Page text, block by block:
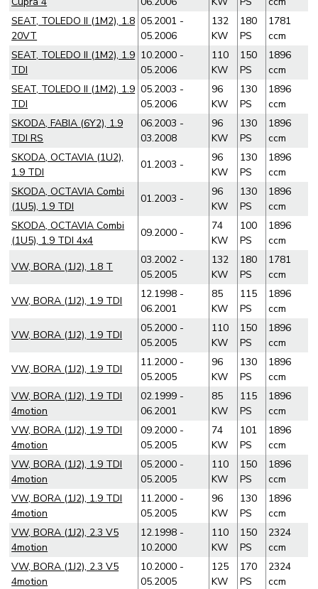
SEAT, TOLEDO II (1M2), 1.8
20VT
05.2001 -
05.2006
132
KW
180
PS
1781
ccm
SEAT, TOLEDO II (1M2), 1.9
TDI
10.2000 -
05.2006
110
KW
150
PS
1896
ccm
SEAT, TOLEDO II (1M2), 1.9
TDI
05.2003 -
05.2006
96
KW
130
PS
1896
ccm
SKODA, FABIA (6Y2), 1.9
TDI RS
06.2003 -
03.2008
96
KW
130
PS
1896
ccm
SKODA, OCTAVIA (1U2),
1.9 TDI
01.2003 -
96
KW
130
PS
1896
ccm
SKODA, OCTAVIA Combi
(1U5), 1.9 TDI
01.2003 -
96
KW
130
PS
1896
ccm
SKODA, OCTAVIA Combi
(1U5), 1.9 TDI 4x4
09.2000 -
74
KW
100
PS
1896
ccm
VW, BORA (1J2), 1.8 T
03.2002 -
05.2005
132
KW
180
PS
1781
ccm
VW, BORA (1J2), 1.9 TDI
12.1998 -
06.2001
85
KW
115
PS
1896
ccm
VW, BORA (1J2), 1.9 TDI
05.2000 -
05.2005
110
KW
150
PS
1896
ccm
VW, BORA (1J2), 1.9 TDI
11.2000 -
05.2005
96
KW
130
PS
1896
ccm
VW, BORA (1J2), 1.9 TDI
4motion
02.1999 -
06.2001
85
KW
115
PS
1896
ccm
VW, BORA (1J2), 1.9 TDI
4motion
09.2000 -
05.2005
74
KW
101
PS
1896
ccm
VW, BORA (1J2), 1.9 TDI
4motion
05.2000 -
05.2005
110
KW
150
PS
1896
ccm
VW, BORA (1J2), 1.9 TDI
4motion
11.2000 -
05.2005
96
KW
130
PS
1896
ccm
VW, BORA (1J2), 2.3 V5
4motion
12.1998 -
10.2000
110
KW
150
PS
2324
ccm
VW, BORA (1J2), 2.3 V5
4motion
10.2000 -
05.2005
125
KW
170
PS
2324
ccm